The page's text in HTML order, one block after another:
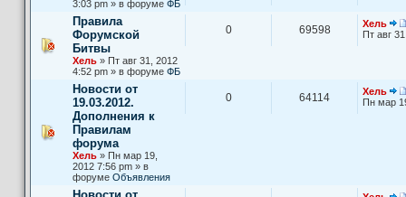
3:03 pm » в форуме ФБ
Правила
Форумской
Битвы
Хель » Пт авг 31, 2012
4:52 pm » в форуме ФБ
0 69598
Хель
Пт авг
Новости от
19.03.2012.
Дополнения к
Правилам
форума
Хель » Пн мар 19,
2012 7:56 pm » в
форуме Объявления
0 64114
Хель
Пн мар